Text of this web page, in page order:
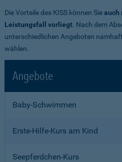
Die Vorteile des KISS können Sieauch
Leistungsfall vorliegt. Nach dem
unterschiedlichen Angeboten
wählen.
Angebote
Baby-Schwimmen
Erste-Hilfe-Kurs am Kind
Seepferdchen-Kurs